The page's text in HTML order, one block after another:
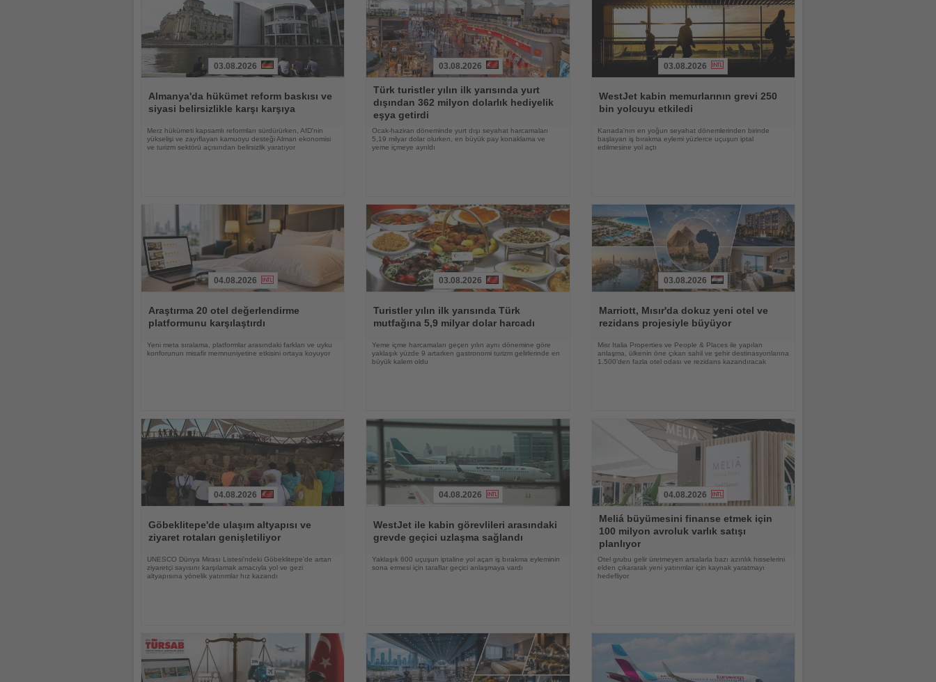
Oku
03.08.2026
Almanya'da hükümet reform baskısı ve
siyasi belirsizlikle karşı karşıya
Merz hükümeti kapsamlı reformları sürdürürken, AfD'nin
yükselişi ve zayıflayan kamuoyu desteği Alman ekonomisi
ve turizm sektörü açısından belirsizlik yaratıyor
Oku
03.08.2026
Türk turistler yılın ilk yarısında yurt
dışından 362 milyon dolarlık hediyelik
eşya getirdi
Ocak-haziran döneminde yurt dışı seyahat harcamaları
5,19 milyar dolar olurken, en büyük pay konaklama ve
yeme içmeye ayrıldı
Oku
03.08.2026
WestJet kabin memurlarının grevi 250
bin yolcuyu etkiledi
Kanada'nın en yoğun seyahat dönemlerinden birinde
başlayan iş bırakma eylemi yüzlerce uçuşun iptal
edilmesine yol açtı
Oku
04.08.2026
Araştırma 20 otel değerlendirme
platformunu karşılaştırdı
Yeni meta sıralama, platformlar arasındaki farkları ve uyku
konforunun misafir memnuniyetine etkisini ortaya koyuyor
Oku
03.08.2026
Turistler yılın ilk yarısında Türk
mutfağına 5,9 milyar dolar harcadı
Yeme içme harcamaları geçen yılın aynı dönemine göre
yaklaşık yüzde 9 artarken gastronomi turizm gelirlerinde en
büyük kalem oldu
Oku
03.08.2026
Marriott, Mısır'da dokuz yeni otel ve
rezidans projesiyle büyüyor
Misr Italia Properties ve People & Places ile yapılan
anlaşma, ülkenin öne çıkan sahil ve şehir destinasyonlarına
1.500'den fazla otel odası ve rezidans kazandıracak
Oku
04.08.2026
Göbeklitepe'de ulaşım altyapısı ve
ziyaret rotaları genişletiliyor
UNESCO Dünya Mirası Listesi'ndeki Göbeklitepe'de artan
ziyaretçi sayısını karşılamak amacıyla yol ve gezi
altyapısına yönelik yatırımlar hız kazandı
Oku
04.08.2026
WestJet ile kabin görevlileri arasındaki
grevde geçici uzlaşma sağlandı
Yaklaşık 600 uçuşun iptaline yol açan iş bırakma eyleminin
sona ermesi için taraflar geçici anlaşmaya vardı
Oku
04.08.2026
Meliá büyümesini finanse etmek için
100 milyon avroluk varlık satışı
planlıyor
Otel grubu gelir üretmeyen arsalarla bazı azınlık hisselerini
elden çıkararak yeni yatırımlar için kaynak yaratmayı
hedefliyor